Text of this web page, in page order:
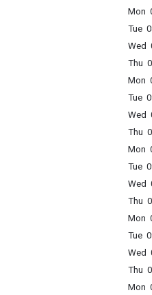
Mon
Tue
Wed
Thu
Mon
Tue
Wed
Thu
Mon
Tue
Wed
Thu
Mon
Tue
Wed
Thu
Mon